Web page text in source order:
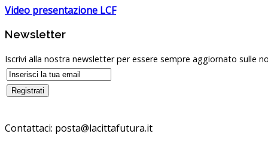
Video presentazione LCF
Newsletter
Iscrivi alla nostra newsletter per essere sempre aggiornato sulle
Contattaci: posta@lacittafutura.it